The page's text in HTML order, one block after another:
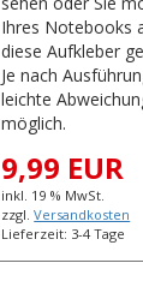
Ihres Notebooks
diese Aufkleber
Je nach
leichte
möglich.
9,99 EUR
inkl. 19 % MwSt.
zzgl.Versandkosten
Lieferzeit: 3-4 Tage